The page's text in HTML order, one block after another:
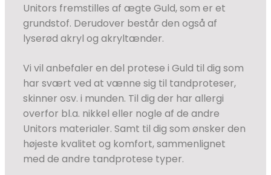
Unitors fremstilles af ægte Guld, som er et
grundstof. Derudover består den også af
lyserød akryl og akryltænder.
Vi vil anbefaler en del protese i Guld til dig som
har svært ved at vænne sig til tandproteser,
skinner osv. i munden. Til dig der har allergi
overfor bl.a. nikkel eller nogle af de andre
Unitors materialer. Samt til dig som ønsker den
højeste kvalitet og komfort, sammenlignet
med de andre tandprotese typer.​